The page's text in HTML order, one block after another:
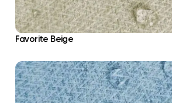
Favorite Beige